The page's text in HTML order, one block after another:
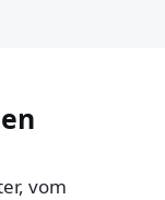
vom